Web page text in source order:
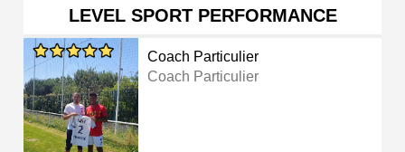
LEVEL SPORT PERFORMANCE
Coach Particulier
Coach Particulier